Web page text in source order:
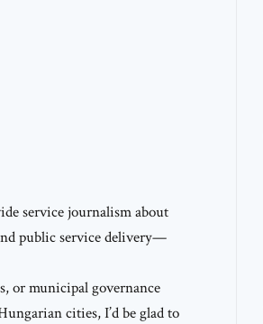
service journalism about
public service delivery—
or municipal governance
cities, I’d be glad to